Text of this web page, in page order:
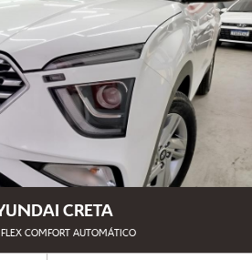
CRETA
COMFORT AUTOMÁTICO